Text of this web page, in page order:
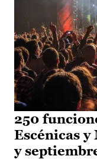
250
Escénicas
y